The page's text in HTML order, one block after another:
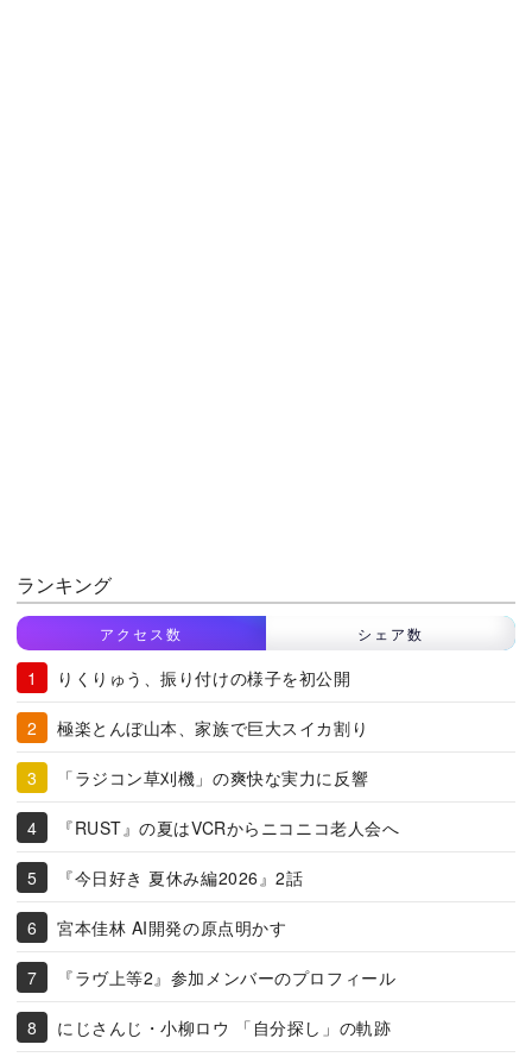
ランキング
アクセス数 シェア数
りくりゅう、振り付けの様子を初公開
極楽とんぼ山本、家族で巨大スイカ割り
「ラジコン草刈機」の爽快な実力に反響
『RUST』の夏はVCRからニコニコ老人会へ
『今日好き 夏休み編2026』2話
宮本佳林 AI開発の原点明かす
『ラヴ上等2』参加メンバーのプロフィール
にじさんじ・小柳ロウ 「自分探し」の軌跡